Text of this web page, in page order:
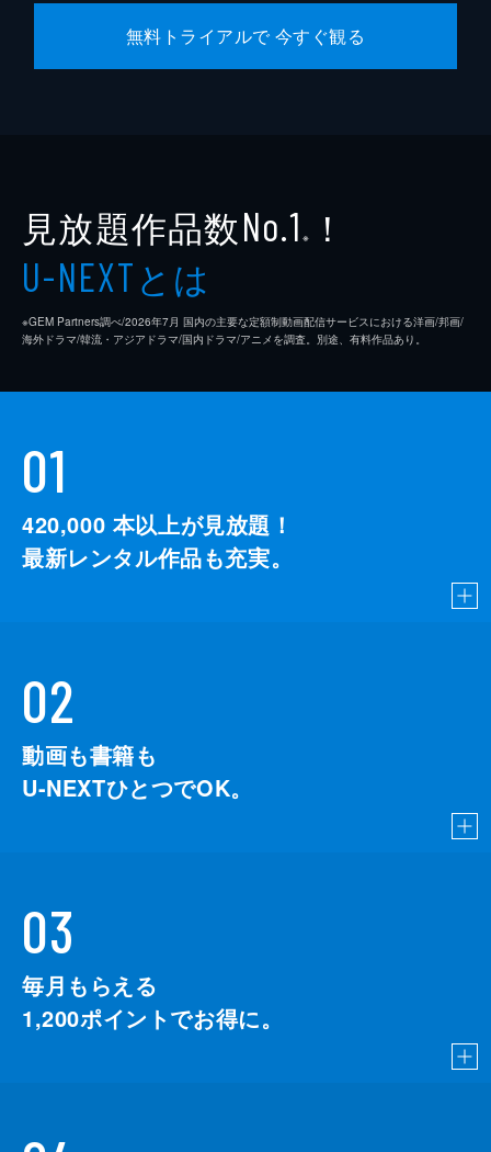
無料トライアルで 今すぐ観る
見放題作品数No.1 ※ ！
U-NEXTとは
※GEM Partners調べ/2026年7⽉ 国内の主要な定額制動画配信サービスにおける洋画/邦画/
海外ドラマ/韓流・アジアドラマ/国内ドラマ/アニメを調査。別途、有料作品あり。
01
420,000 本以上が見放題！
最新レンタル作品も充実。
02
動画も書籍も
U-NEXTひとつでOK。
03
毎月もらえる
1,200ポイントでお得に。